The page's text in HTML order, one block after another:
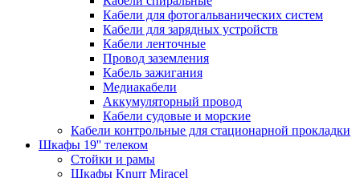
Кабели для фотогальванических систем
Кабели для зарядных устройств
Кабели ленточные
Провод заземления
Кабель зажигания
Медиакабели
Аккумуляторный провод
Кабели судовые и морские
Кабели контрольные для стационарной прокладки
Шкафы 19'' телеком
Стойки и рамы
Шкафы Knurr Miracel